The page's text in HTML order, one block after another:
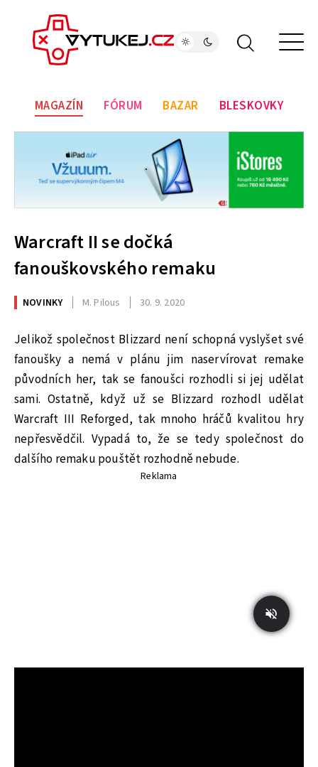
MAGAZÍN FÓRUM BAZAR BLESKOVKY
Warcraft II se dočká
fanouškovského remaku
NOVINKY M. Pilous 30. 9. 2020
Jelikož společnost Blizzard není schopná vyslyšet své
fanoušky a nemá v plánu jim naservírovat remake
původních her, tak se fanoušci rozhodli si jej udělat
sami. Ostatně, když už se Blizzard rozhodl udělat
Warcraft III Reforged, tak mnoho hráčů kvalitou hry
nepřesvědčil. Vypadá to, že se tedy společnost do
dalšího remaku pouštět rozhodně nebude.
Reklama